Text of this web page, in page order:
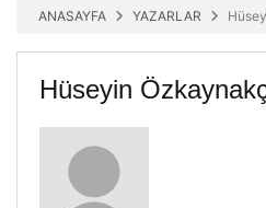
ANASAYFA YAZARLAR
Hüseyin